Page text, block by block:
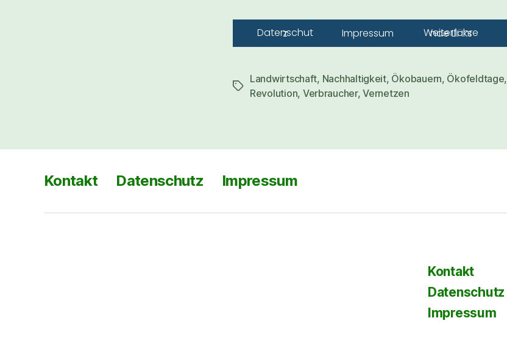
Datenschutz Impressum Weiterführende Links
Landwirtschaft, Nachhaltigkeit, Ökobauern, Ökofeldtage,
Revolution, Verbraucher,Vernetzen
Kontakt Datenschutz Impressum
Kontakt
Datenschutz
Impressum